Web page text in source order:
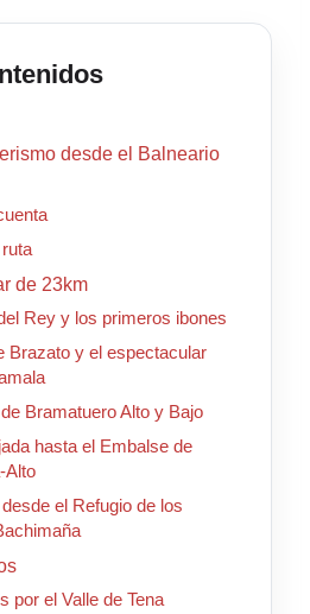
desde el Balneario
de 23km
Rey y los primeros ibones
Brazato y el espectacular
Bramatuero Alto y Bajo
hasta el Embalse de
Alto
el Refugio de los
por el Valle de Tena